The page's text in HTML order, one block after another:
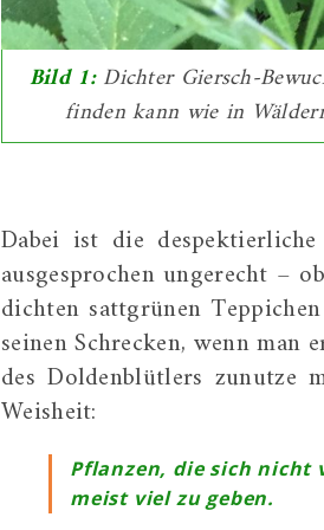
Bild 1:Dichter Giersch-
finden kann wie in
Dabei ist die
ausgesprochen ungerecht –
dichten sattgrünen
seinen Schrecken, wenn
des Doldenblütlers zunutze
Weisheit:
Pflanzen, die sich nicht
meist viel zu geben.